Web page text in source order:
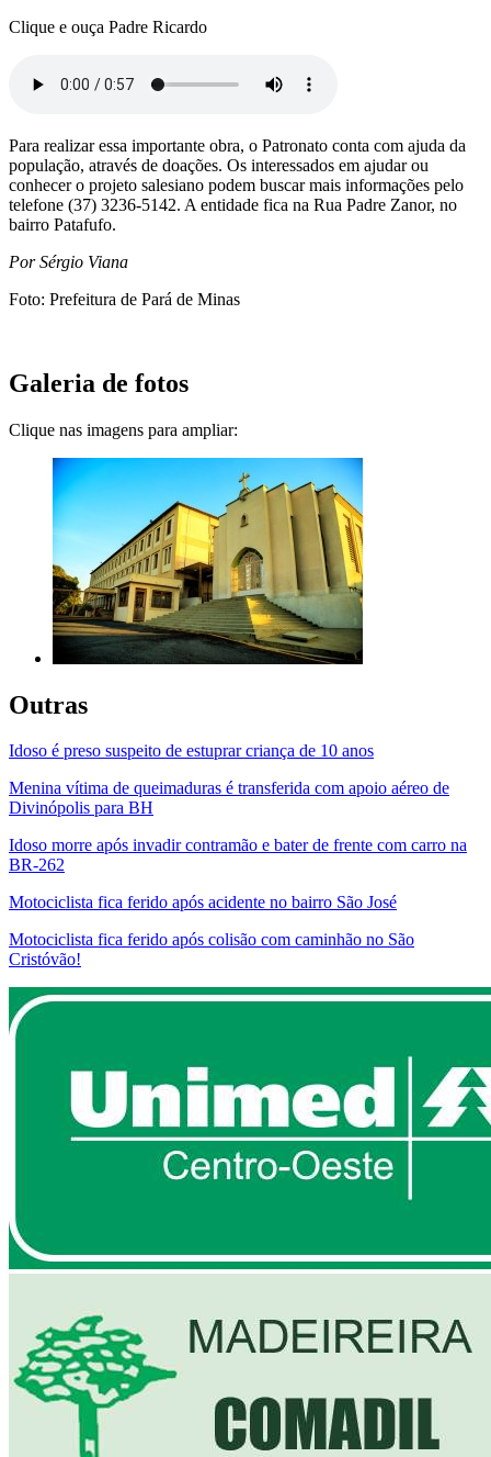
Clique e ouça Padre Ricardo
Para realizar essa importante obra, o Patronato conta com ajuda da
população, através de doações. Os interessados em ajudar ou
conhecer o projeto salesiano podem buscar mais informações pelo
telefone (37) 3236-5142. A entidade fica na Rua Padre Zanor, no
bairro Patafufo.
Por Sérgio Viana
Foto: Prefeitura de Pará de Minas
Galeria de fotos
Clique nas imagens para ampliar:
Outras
Idoso é preso suspeito de estuprar criança de 10 anos
Menina vítima de queimaduras é transferida com apoio aéreo de
Divinópolis para BH
Idoso morre após invadir contramão e bater de frente com carro na
BR-262
Motociclista fica ferido após acidente no bairro São José
Motociclista fica ferido após colisão com caminhão no São
Cristóvão!